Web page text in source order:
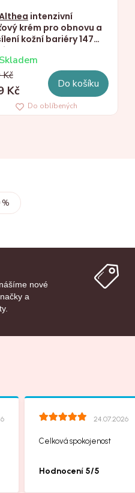
intenzivní
krém pro obnovu a
kožní bariéry 147
Cream, 50ml
Skladem
Kč
Kč
Do košíku
Do oblíbených
nové
a
24.07.2026
Celková spokojenost
Hodnocení 5/5